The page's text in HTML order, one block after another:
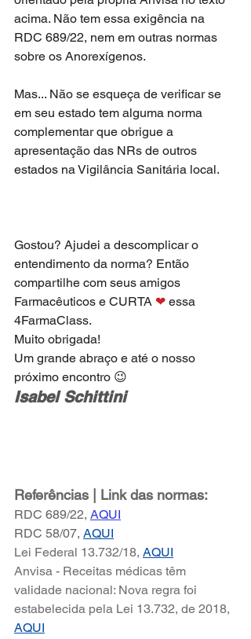
acima. Não tem essa exigência na
RDC 689/22, nem em outras normas
sobre os Anorexígenos.
Mas... Não se esqueça de verificar se
em seu estado tem alguma norma
complementar que obrigue a
apresentação das NRs de outros
estados na Vigilância Sanitária local.
Gostou? Ajudei a descomplicar o
entendimento da norma? Então
compartilhe com seus amigos
Farmacêuticos e CURTA ❤ essa
4FarmaClass.
Muito obrigada!
Um grande abraço e até o nosso
próximo encontro 😉
Isabel Schittini
Referências | Link das normas:
RDC 689/22, AQUI
RDC 58/07, AQUI
Lei Federal 13.732/18, AQUI
Anvisa - Receitas médicas têm
validade nacional: Nova regra foi
estabelecida pela Lei 13.732, de 2018,
AQUI